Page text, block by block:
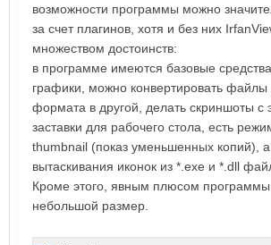
возможности программы можно
за счет плагинов, хотя и без них
множеством достоинств:
в программе имеются базовые
графики, можно конвертировать файлы
формата в другой, делать скриншоты с
заставки для рабочего стола, есть
thumbnail (показ уменьшенных копий),
вытаскивания иконок из *.exe и *.dll
Кроме этого, явным плюсом программы
небольшой размер.